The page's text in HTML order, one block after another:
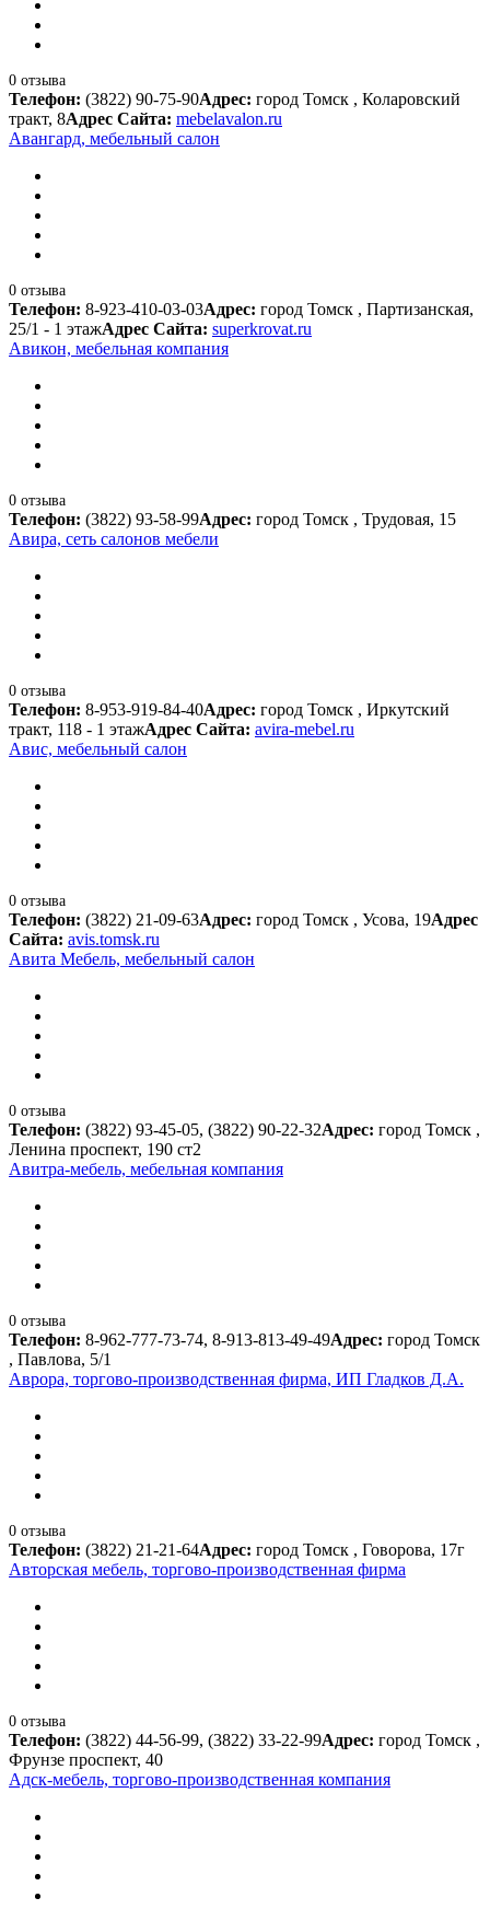
0 отзыва
Телефон: (3822) 90-75-90Адрес: город Томск , Коларовский
тракт, 8Адрес Сайта: mebelavalon.ru
Авангард, мебельный салон
0 отзыва
Телефон: 8-923-410-03-03Адрес: город Томск , Партизанская,
25/1 - 1 этажАдрес Сайта: superkrovat.ru
Авикон, мебельная компания
0 отзыва
Телефон: (3822) 93-58-99Адрес: город Томск , Трудовая, 15
Авира, сеть салонов мебели
0 отзыва
Телефон: 8-953-919-84-40Адрес: город Томск , Иркутский
тракт, 118 - 1 этажАдрес Сайта: avira-mebel.ru
Авис, мебельный салон
0 отзыва
Телефон: (3822) 21-09-63Адрес: город Томск , Усова, 19Адрес
Сайта: avis.tomsk.ru
Авита Мебель, мебельный салон
0 отзыва
Телефон: (3822) 93-45-05, (3822) 90-22-32Адрес: город Томск ,
Ленина проспект, 190 ст2
Авитра-мебель, мебельная компания
0 отзыва
Телефон: 8-962-777-73-74, 8-913-813-49-49Адрес: город Томск
, Павлова, 5/1
Аврора, торгово-производственная фирма, ИП Гладков Д.А.
0 отзыва
Телефон: (3822) 21-21-64Адрес: город Томск , Говорова, 17г
Авторская мебель, торгово-производственная фирма
0 отзыва
Телефон: (3822) 44-56-99, (3822) 33-22-99Адрес: город Томск ,
Фрунзе проспект, 40
Адск-мебель, торгово-производственная компания